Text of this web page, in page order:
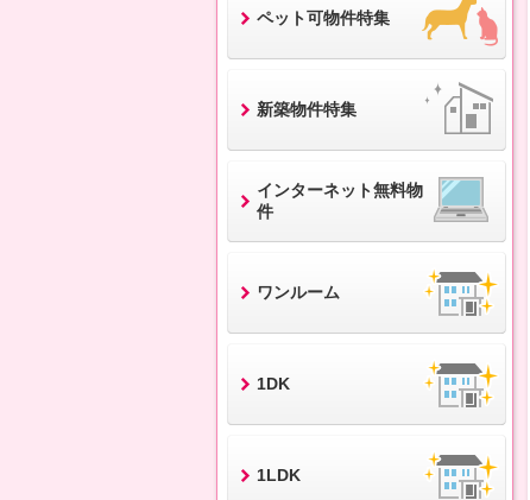
ペット可物件特集
新築物件特集
インターネット無料物
件
ワンルーム
1DK
1LDK